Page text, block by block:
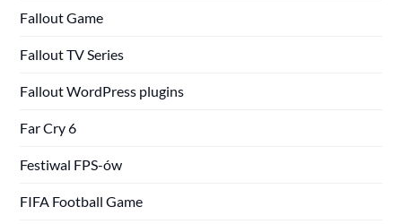
Fallout Game
Fallout TV Series
Fallout WordPress plugins
Far Cry 6
Festiwal FPS-ów
FIFA Football Game